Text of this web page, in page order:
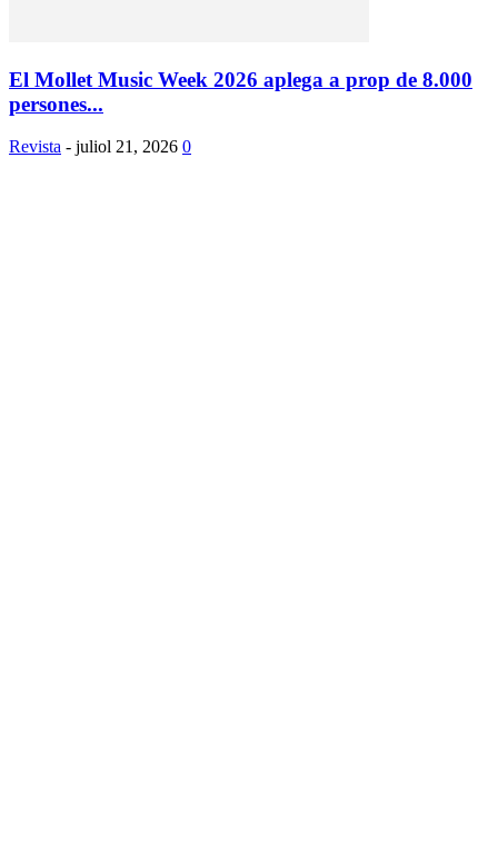
El Mollet Music Week 2026 aplega a prop de 8.000
persones...
Revista - juliol 21, 2026 0